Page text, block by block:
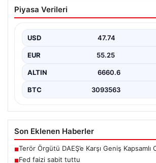
Piyasa Verileri
USD 47.74
EUR 55.25
ALTIN 6660.6
BTC 3093563
Son Eklenen Haberler
■Terör Örgütü DAEŞ’e Karşı Geniş Kapsamlı
■Fed faizi sabit tuttu